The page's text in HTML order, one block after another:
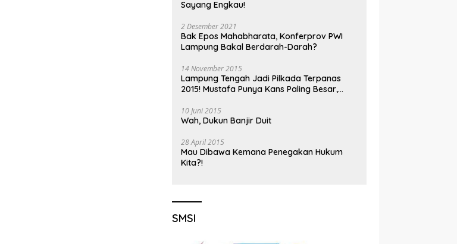
Sayang Engkau!
2 Desember 2021
Bak Epos Mahabharata, Konferprov PWI
Lampung Bakal Berdarah-Darah?
14 November 2015
Lampung Tengah Jadi Pilkada Terpanas
2015! Mustafa Punya Kans Paling Besar,
10 Juni 2015
Wah, Dukun Banjir Duit
28 April 2015
Mau Dibawa Kemana Penegakan Hukum
Kita?!
SMSI